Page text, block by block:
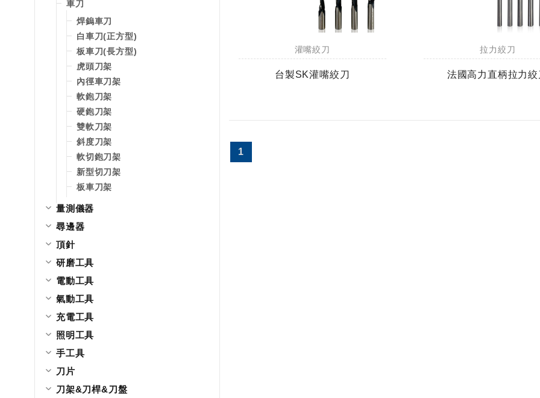
車刀
焊鎢車刀
白車刀(正方型)
板車刀(長方型)
虎頭刀架
內徑車刀架
軟鉋刀架
硬鉋刀架
雙軟刀架
斜度刀架
軟切鉋刀架
新型切刀架
板車刀架
量測儀器
尋邊器
頂針
研磨工具
電動工具
氣動工具
充電工具
照明工具
手工具
刀片
刀架&刀桿&刀盤
灌嘴絞刀
台製SK灌嘴絞刀
拉力絞刀
法國高力直柄拉力絞
1